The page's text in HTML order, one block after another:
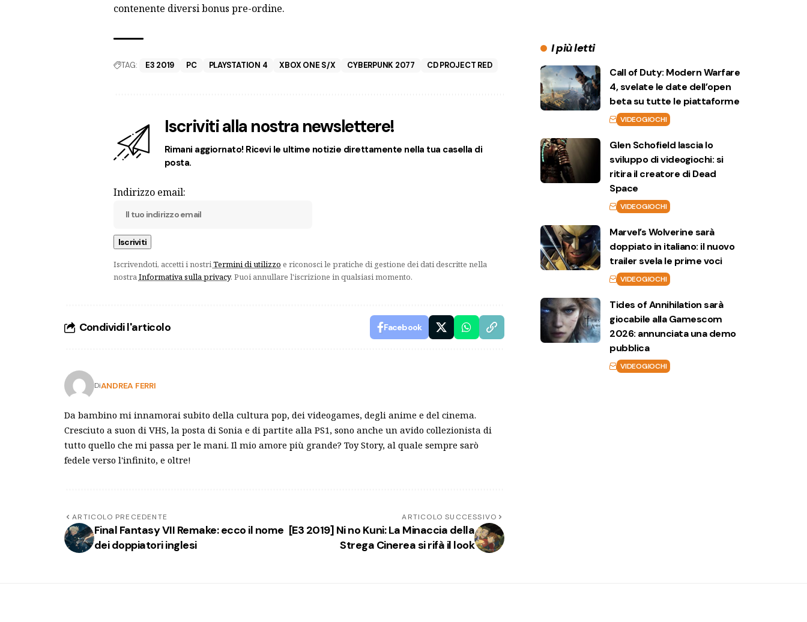
contenente diversi bonus pre-ordine.
TAG: E3 2019 PC PLAYSTATION 4 XBOX ONE S/X CYBERPUNK 2077 CD PROJECT RED
Iscriviti alla nostra newslettere!
Rimani aggiornato! Ricevi le ultime notizie direttamente nella tua casella di
posta.
Indirizzo email:
Iscrivendoti, accetti i nostriTermini di utilizzo e riconosci le pratiche di gestione dei dati descritte nella
nostraInformativa sulla privacy. Puoi annullare l'iscrizione in qualsiasi momento.
Condividi l'articolo Facebook
DiANDREA FERRI
Da bambino mi innamorai subito della cultura pop, dei videogames, degli anime e del cinema.
Cresciuto a suon di VHS, la posta di Sonia e di partite alla PS1, sono anche un avido collezionista di
tutto quello che mi passa per le mani. Il mio amore più grande? Toy Story, al quale sempre sarò
fedele verso l'infinito, e oltre!
ARTICOLO PRECEDENTE
Final Fantasy VII Remake: ecco il nome
dei doppiatori inglesi
ARTICOLO SUCCESSIVO
[E3 2019] Ni no Kuni: La Minaccia della
Strega Cinerea si rifà il look
I più letti
Call of Duty: Modern Warfare
4, svelate le date dell’open
beta su tutte le piattaforme
VIDEOGIOCHI
Glen Schofield lascia lo
sviluppo di videogiochi: si
ritira il creatore di Dead
Space
VIDEOGIOCHI
Marvel’s Wolverine sarà
doppiato in italiano: il nuovo
trailer svela le prime voci
VIDEOGIOCHI
Tides of Annihilation sarà
giocabile alla Gamescom
2026: annunciata una demo
pubblica
VIDEOGIOCHI